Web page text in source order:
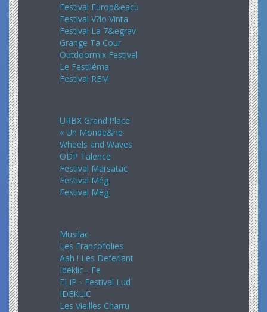
Festival Europ&eacu
Festival V?lo Vinta
Festival La 7&egrav
Grange Ta Cour
Outdoormix Festival
Le Festiléma
Festival REM
URBX Grand'Place
« Un Monde&he
Wheels and Waves
ODP Talence
Festival Marsatac
Festival Még
Festival Még
Musilac
Les Francofolies
Aah ! Les Deferlant
Idéklic - Fe
FLIP - Festival Lud
IDEKLIC
Les Vieilles Charru